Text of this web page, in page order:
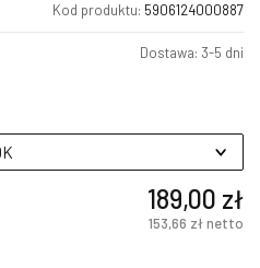
Kod produktu: 5906124000887
Dostawa: 3-5 dni
189,00 zł
153,66 złnetto